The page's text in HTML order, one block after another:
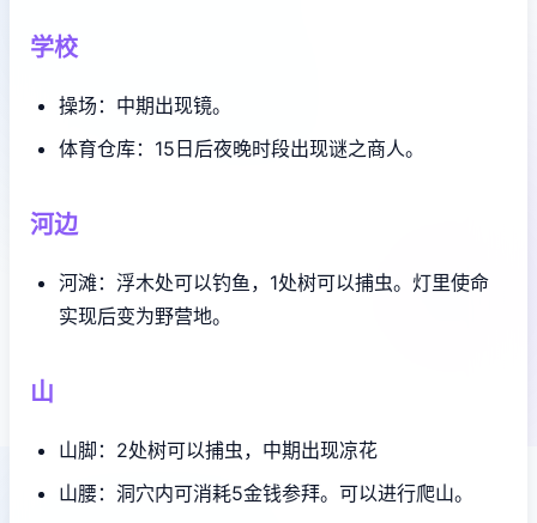
学校
操场：中期出现镜。
体育仓库：15日后夜晚时段出现谜之商人。
河边
河滩：浮木处可以钓鱼，1处树可以捕虫。灯里使命
实现后变为野营地。
山
山脚：2处树可以捕虫，中期出现凉花
山腰：洞穴内可消耗5金钱参拜。可以进行爬山。